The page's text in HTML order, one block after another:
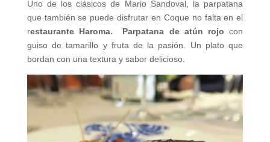
Uno de los clásicos de Mario Sandoval, la parpatana
que también se puede disfrutar en Coque no falta en el
restaurante Haroma. Parpatana de atún rojo con
guiso de tamarillo y fruta de la pasión. Un plato que
bordan con una textura y sabor delicioso.